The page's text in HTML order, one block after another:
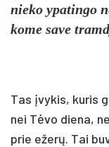
nie­ko ypa­tin­go
ko­me sa­ve
Tas įvy­kis, ku­ris
nei Tėvo die­na,
prie ežerų. Tai